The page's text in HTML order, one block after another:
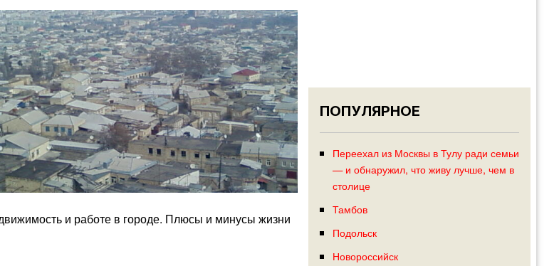
и работе в городе. Плюсы и минусы жизни
ПОПУЛЯРНОЕ
Переехал из Москвы в Тулу ради семьи
— и обнаружил, что живу лучше, чем в
столице
Тамбов
Подольск
Новороссийск